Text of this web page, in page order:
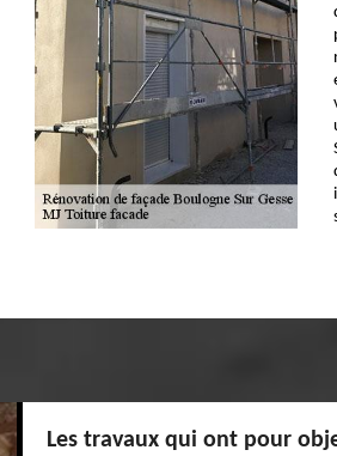
Les travaux qui ont pour